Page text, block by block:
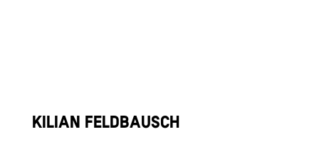
Kilian Feldbausch